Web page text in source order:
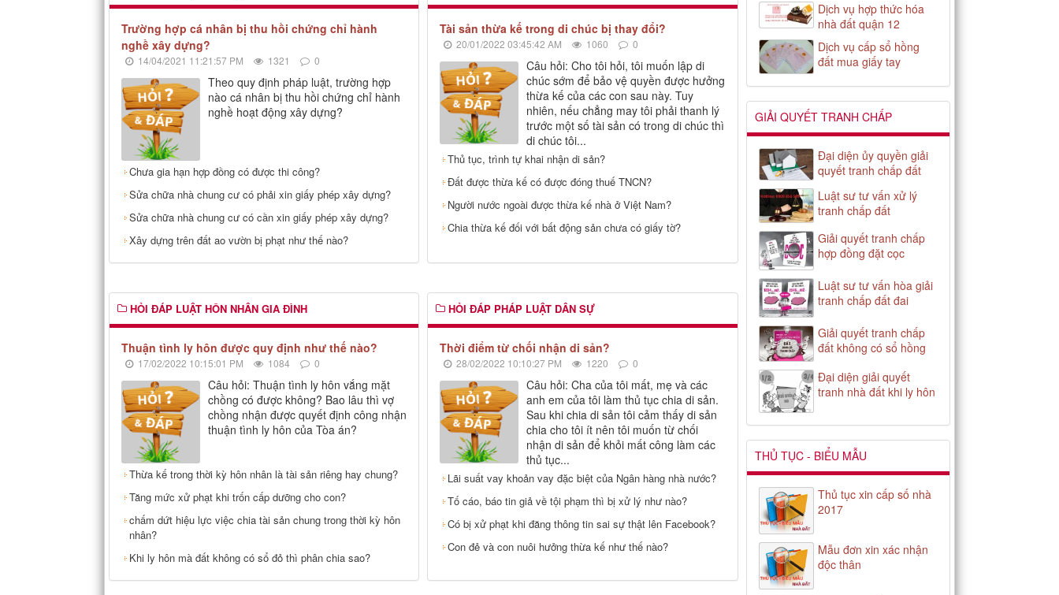
Trường hợp cá nhân bị thu hồi chứng chỉ hành
nghề xây dựng?
14/04/2021 11:21:57 PM 1321 0
Theo quy định pháp luật, trường hợp
nào cá nhân bị thu hồi chứng chỉ hành
nghề hoạt động xây dựng?
Chưa gia hạn hợp đồng có được thi công?
Sửa chữa nhà chung cư có phải xin giấy phép xây dựng?
Sửa chữa nhà chung cư có cần xin giấy phép xây dựng?
Xây dựng trên đất ao vườn bị phạt như thế nào?
Tài sản thừa kế trong di chúc bị thay đổi?
20/01/2022 03:45:42 AM 1060 0
Câu hỏi: Cho tôi hỏi, tôi muốn lập di
chúc sớm để bảo vệ quyền được hưởng
thừa kế của các con sau này. Tuy
nhiên, nếu chẳng may tôi phải thanh lý
trước một số tài sản có trong di chúc thì
di chúc tôi...
Thủ tục, trình tự khai nhận di sản?
Đất được thừa kế có được đóng thuế TNCN?
Người nước ngoài được thừa kế nhà ở Việt Nam?
Chia thừa kế đối với bất động sản chưa có giấy tờ?
HỎI ĐÁP LUẬT HÔN NHÂN GIA ĐÌNH
Thuận tình ly hôn được quy định như thế nào?
17/02/2022 10:15:01 PM 1084 0
Câu hỏi: Thuận tình ly hôn vắng mặt
chồng có được không? Bao lâu thì vợ
chồng nhận được quyết định công nhận
thuận tình ly hôn của Tòa án?
Thừa kế trong thời kỳ hôn nhân là tài sản riêng hay chung?
Tăng mức xử phạt khi trốn cấp dưỡng cho con?
chấm dứt hiệu lực việc chia tài sản chung trong thời kỳ hôn
nhân?
Khi ly hôn mà đất không có sổ đỏ thì phân chia sao?
HỎI ĐÁP PHÁP LUẬT DÂN SỰ
Thời điểm từ chối nhận di sản?
28/02/2022 10:10:27 PM 1220 0
Câu hỏi: Cha của tôi mất, mẹ và các
anh em của tôi làm thủ tục chia di sản.
Sau khi chia di sản tôi cảm thấy di sản
chia cho tôi ít nên tôi muốn từ chối
nhận di sản để khỏi mất công làm các
thủ tục...
Lãi suất vay khoản vay đặc biệt của Ngân hàng nhà nước?
Tố cáo, báo tin giả về tội phạm thì bị xử lý như nào?
Có bị xử phạt khi đăng thông tin sai sự thật lên Facebook?
Con đẻ và con nuôi hưởng thừa kế như thế nào?
Dịch vụ hợp thức hóa
nhà đất quận 12
Dịch vụ cấp sổ hồng
đất mua giấy tay
GIẢI QUYẾT TRANH CHẤP
Đại diện ủy quyền giải
quyết tranh chấp đất
Luật sư tư vấn xử lý
tranh chấp đất
Giải quyết tranh chấp
hợp đồng đặt cọc
Luật sư tư vấn hòa giải
tranh chấp đất đai
Giải quyết tranh chấp
đất không có sổ hồng
Đại diện giải quyết
tranh nhà đất khi ly hôn
THỦ TỤC - BIỂU MẪU
Thủ tục xin cấp số nhà
2017
Mẫu đơn xin xác nhận
độc thân